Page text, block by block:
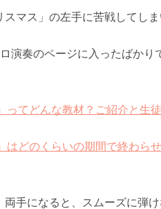
マス」の左手に苦戦してしま
演奏のページに入ったばか
ってどんな教材？ご紹介と生
はどのくらいの期間で終わら
手になると、スムーズに弾